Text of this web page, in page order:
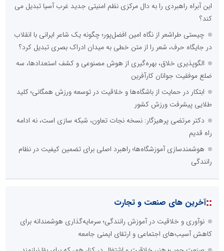
این آبراه راهبردی را به دال مرکزی نظم امنیتی جدید غرب آسیا تبدیل می
کند؟
چیستی طراشعر از نگاه امین افضل‌پور؛ چگونه یک شاعر ایرانی با انقلاب
در جایگاه حرف، شعر را از متن خطی به میدان ادراک بصری تبدیل کرد؟
الگوپذیری خلاق، بهره‌گیری از هوش مصنوعی و کشف استعدادها، سه
ضلع موفقیت جوانان کارآفرین
ابتکار در حمایت از باشگاه‌ها و خلاقیت در توسعه ورزش همگانی؛ کلید
طلایی پیشرفت ورزش کشور
دکتر مرتضی پرهیزگار: نسخه نجات تعاون، شبکه سازی است، نه ادامه
راه قدیم
هوشمندسازی آموزشگاه‌ها؛ راهبرد اصلی برای تضمین کیفیت در نظام
رانندگی
::آخرین های صنعت و تجارت
نوآوری و خلاقیت در آموزش رانندگی؛ سرمایه‌گذاری هوشمندانه برای
کاهش آسیب‌های اجتماعی و ارتقای ایمنی جامعه